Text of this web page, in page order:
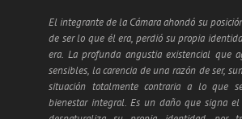
El integrante de la Cámara ahondó su
de ser lo que él era, perdió su propia
era. La profunda angustia existencial que
sensibles, la carencia de una razón de ser,
situación totalmente contraria a lo que
bienestar integral. Es un daño que signa